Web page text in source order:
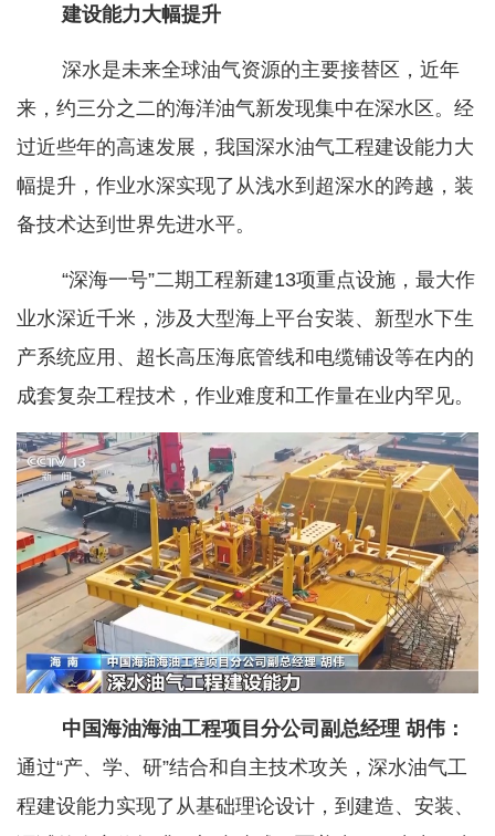
建设能力大幅提升
深水是未来全球油气资源的主要接替区，近年
来，约三分之二的海洋油气新发现集中在深水区。经
过近些年的高速发展，我国深水油气工程建设能力大
幅提升，作业水深实现了从浅水到超深水的跨越，装
备技术达到世界先进水平。
“深海一号”二期工程新建13项重点设施，最大作
业水深近千米，涉及大型海上平台安装、新型水下生
产系统应用、超长高压海底管线和电缆铺设等在内的
成套复杂工程技术，作业难度和工作量在业内罕见。
中国海油海油工程项目分公司副总经理 胡伟：
通过“产、学、研”结合和自主技术攻关，深水油气工
程建设能力实现了从基础理论设计，到建造、安装、